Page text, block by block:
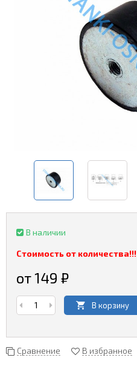
В наличии
Стоимость от количества!!!
от 149 ₽
В корзину
Сравнение В избранное